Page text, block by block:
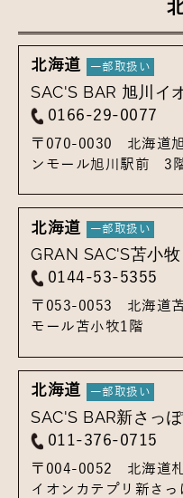
北海道
SAC'S BAR 旭川イ
0166-29-0077
〒070-0030 北海道
ンモール旭川駅前 3
北海道
GRAN SAC'S苫小牧
0144-53-5355
〒053-0053 北海道
モール苫小牧1階
北海道
SAC'S BAR新さっ
011-376-0715
〒004-0052 北海道
イオンカテプリ新さっ